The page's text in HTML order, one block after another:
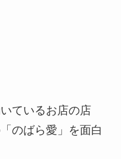
ているお店の店
のばら愛」を面白